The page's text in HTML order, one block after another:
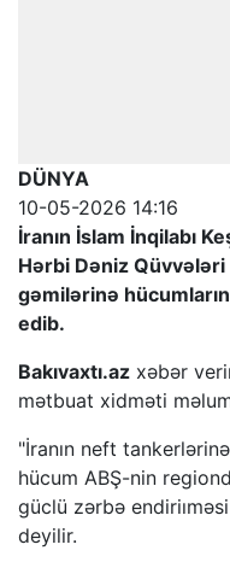
DÜNYA
10-05-2026 14:16
İranın İslam İnqilabı
Hərbi Dəniz
gəmilərinə
edib.
Bakıvaxtı.az xəbər
mətbuat xidməti
"İranın neft
hücum ABŞ-nin
güclü zərbə
deyilir.